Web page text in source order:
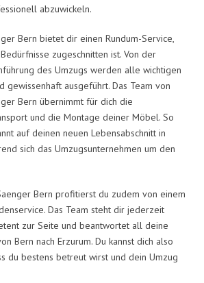
abzuwickeln.
Bern bietet dir einen Rundum-Service,
zugeschnitten ist. Von der
des Umzugs werden alle wichtigen
gewissenhaft ausgeführt. Das Team von
Bern übernimmt für dich die
und die Montage deiner Möbel. So
auf deinen neuen Lebensabschnitt in
sich das Umzugsunternehmen um den
Bern profitierst du zudem von einem
Das Team steht dir jederzeit
zur Seite und beantwortet all deine
Bern nach Erzurum. Du kannst dich also
du bestens betreut wirst und dein Umzug